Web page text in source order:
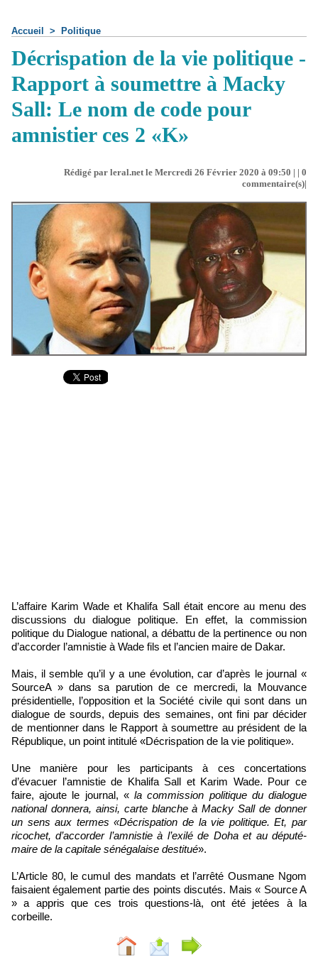
Accueil > Politique
Décrispation de la vie politique -
Rapport à soumettre à Macky
Sall: Le nom de code pour
amnistier ces 2 «K»
Rédigé par leral.net le Mercredi 26 Février 2020 à 09:50 | | 0
commentaire(s)|
L’affaire Karim Wade et Khalifa Sall était encore au menu des
discussions du dialogue politique. En effet, la commission
politique du Dialogue national, a débattu de la pertinence ou non
d’accorder l’amnistie à Wade fils et l’ancien maire de Dakar.
Mais, il semble qu’il y a une évolution, car d’après le journal «
SourceA » dans sa parution de ce mercredi, la Mouvance
présidentielle, l’opposition et la Société civile qui sont dans un
dialogue de sourds, depuis des semaines, ont fini par décider
de mentionner dans le Rapport à soumettre au président de la
République, un point intitulé «Décrispation de la vie politique».
Une manière pour les participants à ces concertations
d’évacuer l’amnistie de Khalifa Sall et Karim Wade. Pour ce
faire, ajoute le journal, «la commission politique du dialogue
national donnera, ainsi, carte blanche à Macky Sall de donner
un sens aux termes «Décrispation de la vie politique. Et, par
ricochet, d’accorder l’amnistie à l’exilé de Doha et au député-
maire de la capitale sénégalaise destitué».
L’Article 80, le cumul des mandats et l’arrêté Ousmane Ngom
faisaient également partie des points discutés. Mais « Source A
» a appris que ces trois questions-là, ont été jetées à la
corbeille.